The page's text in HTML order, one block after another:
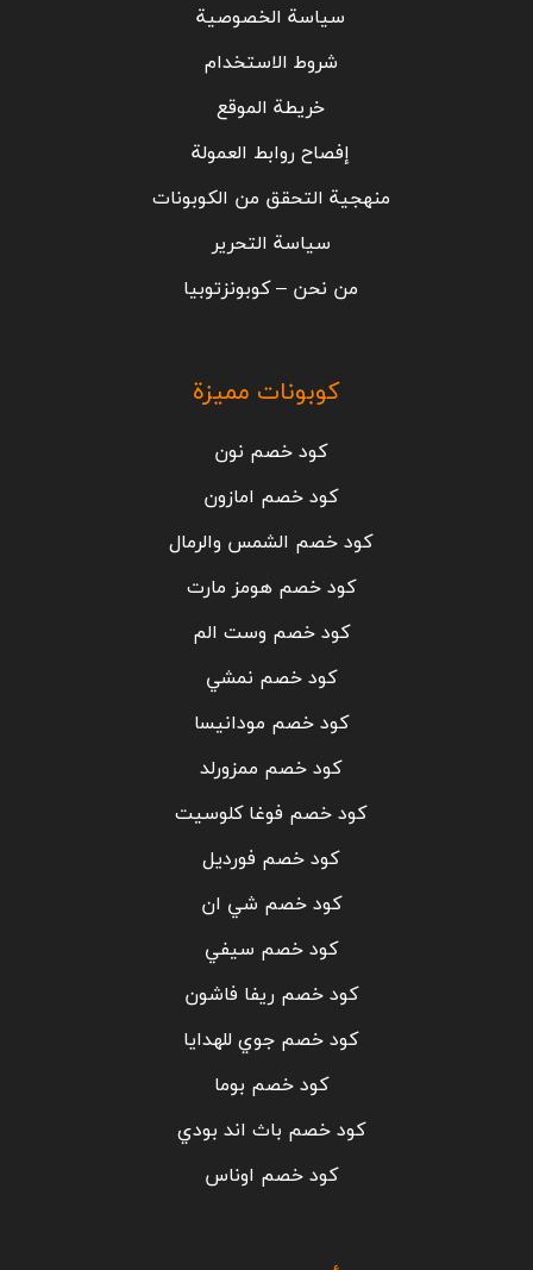
سياسة الخصوصية
شروط الاستخدام
خريطة الموقع
إفصاح روابط العمولة
منهجية التحقق من الكوبونات
سياسة التحرير
من نحن – كوبونزتوبيا
كوبونات مميزة
كود خصم نون
كود خصم امازون
كود خصم الشمس والرمال
كود خصم هومز مارت
كود خصم وست الم
كود خصم نمشي
كود خصم مودانيسا
كود خصم ممزورلد
كود خصم فوغا كلوسيت
كود خصم فورديل
كود خصم شي ان
كود خصم سيفي
كود خصم ريفا فاشون
كود خصم جوي للهدايا
كود خصم بوما
كود خصم باث اند بودي
كود خصم اوناس